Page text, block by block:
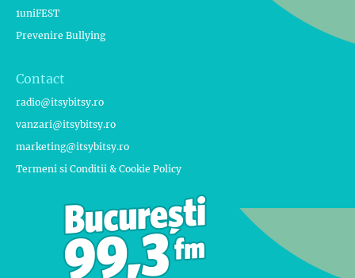
1uniFEST
Prevenire Bullying
Contact
radio@itsybitsy.ro
vanzari@itsybitsy.ro
marketing@itsybitsy.ro
Termeni si Conditii & Cookie Policy